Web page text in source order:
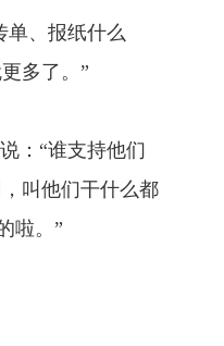
、报纸什么
多了。”
：“谁支持他们
叫他们干什么都
啦。”